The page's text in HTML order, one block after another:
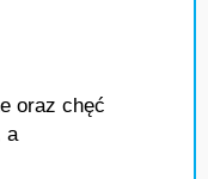
oraz chęć
a